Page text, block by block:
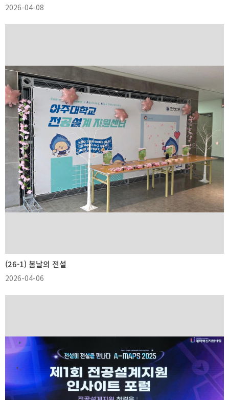
2026-04-08
(26-1) 봄날의 전설
2026-04-06